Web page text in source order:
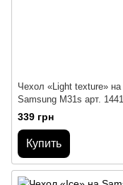
Чехол «Light texture» на
Samsung M31s арт. 1441
339 грн
Купить